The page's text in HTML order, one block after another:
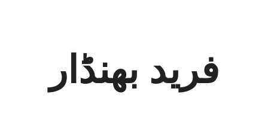
فرید بھنڈار